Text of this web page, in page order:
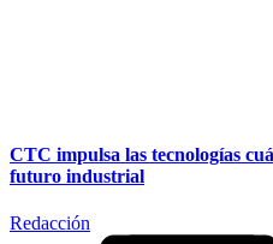
CTC impulsa las tecnologías
futuro industrial
Redacción